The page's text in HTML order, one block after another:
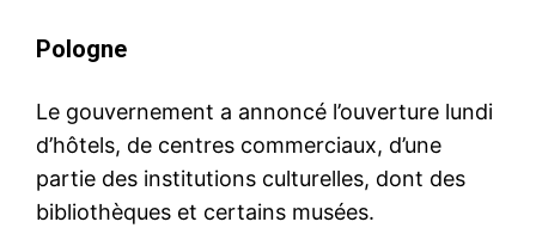
Pologne
Le gouvernement a annoncé l’ouverture lundi
d’hôtels, de centres commerciaux, d’une
partie des institutions culturelles, dont des
bibliothèques et certains musées.